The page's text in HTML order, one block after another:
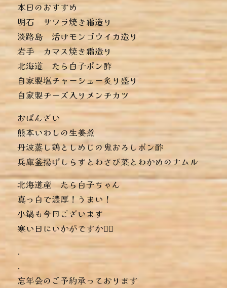
本日のおすすめ
︎明石 サワラ焼き霜造り
︎淡路島 活けモンゴウイカ造り
︎岩手 カマス焼き霜造り
︎北海道 たら白子ポン酢
︎自家製塩チャーシュー炙り盛り
︎自家製チーズ入りメンチカツ
おばんざい
︎熊本いわしの生姜煮
︎丹波蒸し鶏としめじの鬼おろしポン酢
︎兵庫釜揚げしらすとわさび菜とわかめのナムル
北海道産 たら白子ちゃん
真っ白で濃厚！うまい！
小鍋も今日ございます
寒い日にいかがですか〜🏻‍
.
.
忘年会のご予約承っております